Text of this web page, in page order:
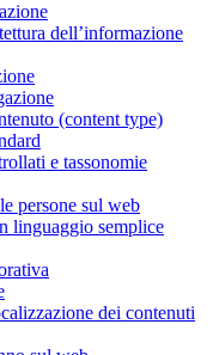
dell’informazione
(content type)
e tassonomie
persone sul web
linguaggio semplice
dei contenuti